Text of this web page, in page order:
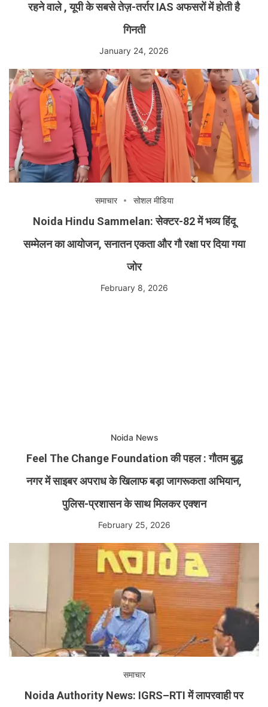
रहने वाले , यूपी के सबसे तेज़-तर्रार IAS अफसरों में होती है
गिनती
January 24, 2026
समाचार सोशल मीडिया
Noida Hindu Sammelan: सेक्टर-82 में भव्य हिंदू
सम्मेलन का आयोजन, सनातन एकता और गौ रक्षा पर दिया गया
जोर
February 8, 2026
Noida News
Feel The Change Foundation की पहल : गौतम बुद्ध
नगर में साइबर अपराध के खिलाफ बड़ा जागरूकता अभियान,
पुलिस-प्रशासन के साथ मिलकर एक्शन
February 25, 2026
समाचार
Noida Authority News: IGRS–RTI में लापरवाही पर